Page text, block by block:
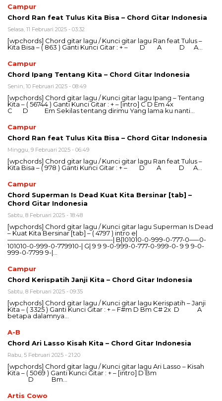
Campur
Chord Ran feat Tulus Kita Bisa – Chord Gitar Indonesia
Selasa, 11 Februari 2025 - 03:32
[wpchords] Chord gitar lagu / Kunci gitar lagu Ran feat Tulus –
Kita Bisa – ( 863 ) Ganti Kunci Gitar : + – D A D A…
Campur
Chord Ipang Tentang Kita – Chord Gitar Indonesia
Senin, 10 Februari 2025 - 08:49
[wpchords] Chord gitar lagu / Kunci gitar lagu Ipang – Tentang
Kita – ( 56744 ) Ganti Kunci Gitar : + – [intro] C D Em 4x
C D Em Sekilas tentang dirimu Yang lama ku nanti…
Campur
Chord Ran feat Tulus Kita Bisa – Chord Gitar Indonesia
Minggu, 9 Februari 2025 - 06:49
[wpchords] Chord gitar lagu / Kunci gitar lagu Ran feat Tulus –
Kita Bisa – ( 978 ) Ganti Kunci Gitar : + – D A D A…
Campur
Chord Superman Is Dead Kuat Kita Bersinar [tab] –
Chord Gitar Indonesia
Sabtu, 8 Februari 2025 - 18:48
[wpchords] Chord gitar lagu / Kunci gitar lagu Superman Is Dead
– Kuat Kita Bersinar [tab] – ( 4797 ) intro e|
————————————————-| B|101010-0-999-0-777-0—–0-
101010-0-999-0-779910-| G| 9 9 9-0-999-0-777-0-999-0- 9 9 9-0-
999-0-7799 9-|…
Campur
Chord Kerispatih Janji Kita – Chord Gitar Indonesia
Sabtu, 8 Februari 2025 - 09:35
[wpchords] Chord gitar lagu / Kunci gitar lagu Kerispatih – Janji
Kita – ( 3325 ) Ganti Kunci Gitar : + – F#m D Bm C# 2x D A
betapa dalamnya…
A-B
Chord Ari Lasso Kisah Kita – Chord Gitar Indonesia
Rabu, 5 Februari 2025 - 21:20
[wpchords] Chord gitar lagu / Kunci gitar lagu Ari Lasso – Kisah
Kita – ( 5069 ) Ganti Kunci Gitar : + – [intro] D Bm
D Bm…
Artis Cowo